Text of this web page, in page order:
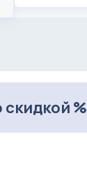
скидкой %